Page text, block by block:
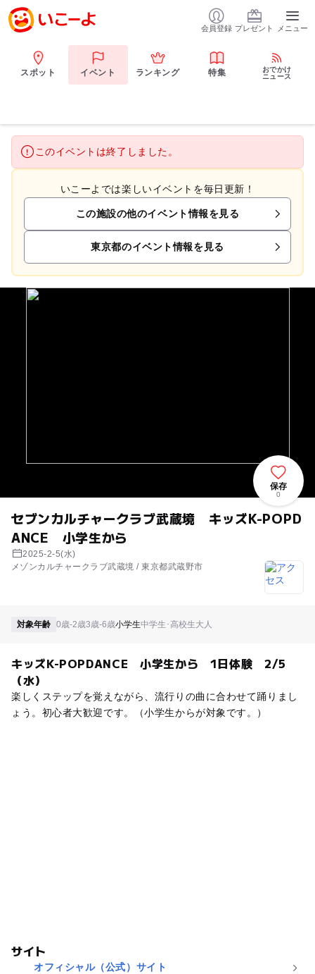
会員登録 プレゼント メニュー
スポット イベント ランキング 特集
おでかけ
ニュース
このイベントは終了しました。
いこーよでは楽しいイベントを毎日更新！
この施設の他のイベント情報を見る
東京都のイベント情報を見る
セブンカルチャークラブ武蔵境 キッズK-POPD
ANCE 小学生から
2025-2-5(水)
メゾンカルチャークラブ武蔵境 / 東京都武蔵野市
保存
0
対象年齢 0歳-2歳3歳-6歳小学生中学生･高校生大人
キッズK-POPDANCE 小学生から 1日体験 2/5
（水）
楽しくステップを覚えながら、流行りの曲に合わせて踊りまし
ょう。初心者大歓迎です。（小学生からが対象です。）
サイト
オフィシャル（公式）サイト